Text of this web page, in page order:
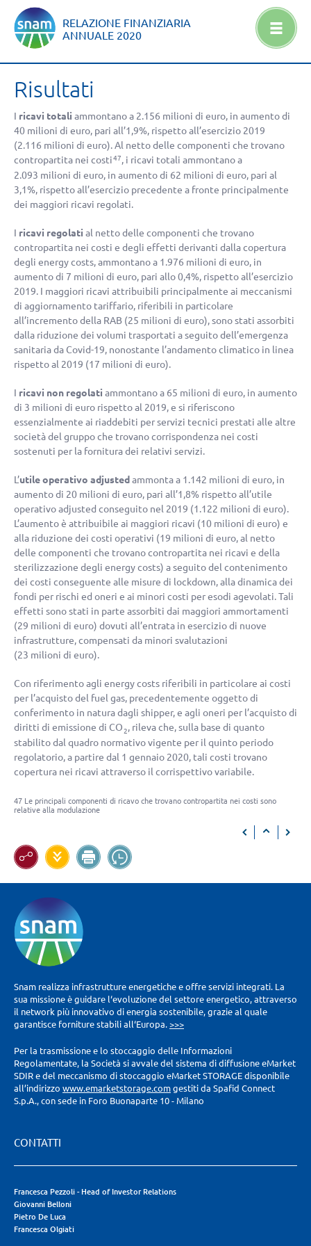
RELAZIONE FINANZIARIA
ANNUALE 2020
Risultati
I ricavi totali ammontano a 2.156 milioni di euro, in aumento di
40 milioni di euro, pari all’1,9%, rispetto all’esercizio 2019
(2.116 milioni di euro). Al netto delle componenti che trovano
contropartita nei costi47, i ricavi totali ammontano a
2.093 milioni di euro, in aumento di 62 milioni di euro, pari al
3,1%, rispetto all’esercizio precedente a fronte principalmente
dei maggiori ricavi regolati.
I ricavi regolati al netto delle componenti che trovano
contropartita nei costi e degli effetti derivanti dalla copertura
degli energy costs, ammontano a 1.976 milioni di euro, in
aumento di 7 milioni di euro, pari allo 0,4%, rispetto all’esercizio
2019. I maggiori ricavi attribuibili principalmente ai meccanismi
di aggiornamento tariffario, riferibili in particolare
all’incremento della RAB (25 milioni di euro), sono stati assorbiti
dalla riduzione dei volumi trasportati a seguito dell’emergenza
sanitaria da Covid-19, nonostante l’andamento climatico in linea
rispetto al 2019 (17 milioni di euro).
I ricavi non regolati ammontano a 65 milioni di euro, in aumento
di 3 milioni di euro rispetto al 2019, e si riferiscono
essenzialmente ai riaddebiti per servizi tecnici prestati alle altre
società del gruppo che trovano corrispondenza nei costi
sostenuti per la fornitura dei relativi servizi.
L’utile operativo adjusted ammonta a 1.142 milioni di euro, in
aumento di 20 milioni di euro, pari all’1,8% rispetto all’utile
operativo adjusted conseguito nel 2019 (1.122 milioni di euro).
L’aumento è attribuibile ai maggiori ricavi (10 milioni di euro) e
alla riduzione dei costi operativi (19 milioni di euro, al netto
delle componenti che trovano contropartita nei ricavi e della
sterilizzazione degli energy costs) a seguito del contenimento
dei costi conseguente alle misure di lockdown, alla dinamica dei
fondi per rischi ed oneri e ai minori costi per esodi agevolati. Tali
effetti sono stati in parte assorbiti dai maggiori ammortamenti
(29 milioni di euro) dovuti all’entrata in esercizio di nuove
infrastrutture, compensati da minori svalutazioni
(23 milioni di euro).
Con riferimento agli energy costs riferibili in particolare ai costi
per l’acquisto del fuel gas, precedentemente oggetto di
conferimento in natura dagli shipper, e agli oneri per l’acquisto di
diritti di emissione di CO 2, rileva che, sulla base di quanto
stabilito dal quadro normativo vigente per il quinto periodo
regolatorio, a partire dal 1 gennaio 2020, tali costi trovano
copertura nei ricavi attraverso il corrispettivo variabile.
47 Le principali componenti di ricavo che trovano contropartita nei costi sono
relative alla modulazione
Snam realizza infrastrutture energetiche e offre servizi integrati. La
sua missione è guidare l‘evoluzione del settore energetico, attraverso
il network più innovativo di energia sostenibile, grazie al quale
garantisce forniture stabili all‘Europa. >>>
Per la trasmissione e lo stoccaggio delle Informazioni
Regolamentate, la Società si avvale del sistema di diffusione eMarket
SDIR e del meccanismo di stoccaggio eMarket STORAGE disponibile
all’indirizzo www.emarketstorage.com gestiti da Spafid Connect
S.p.A., con sede in Foro Buonaparte 10 - Milano
CONTATTI
Francesca Pezzoli - Head of Investor Relations
Giovanni Belloni
Pietro De Luca
Francesca Olgiati